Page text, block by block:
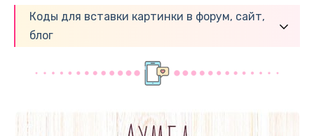
Коды для вставки картинки в форум, сайт,
блог